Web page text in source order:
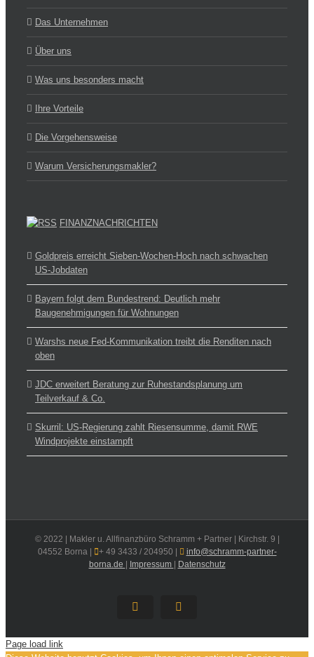
Das Unternehmen
Über uns
Was uns besonders macht
Ihre Vorteile
Die Vorgehensweise
Warum Versicherungsmakler?
FINANZNACHRICHTEN
Goldpreis erreicht Sieben-Wochen-Hoch nach schwachen
US-Jobdaten
Bayern folgt dem Bundestrend: Deutlich mehr
Baugenehmigungen für Wohnungen
Warshs neue Fed-Kommunikation treibt die Renditen nach
oben
JDC erweitert Beratung zur Ruhestandsplanung um
Teilverkauf & Co.
Skurril: US-Regierung zahlt Riesensumme, damit RWE
Windprojekte einstampft
© 2022 | Makler u. Allfinanzbüro Schramm + Partner | Kirchstr. 9 |
04552 Borna |
+ 49 3433 / 204950 |
info@schramm-partner-
borna.de
Impressum Datenschutz
E-
Xing
Page load link